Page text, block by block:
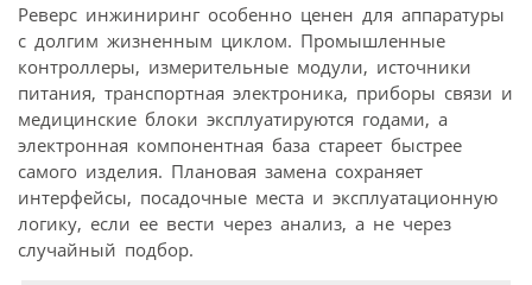
Реверс инжиниринг особенно ценен для аппаратуры
с долгим жизненным циклом. Промышленные
контроллеры, измерительные модули, источники
питания, транспортная электроника, приборы связи и
медицинские блоки эксплуатируются годами, а
электронная компонентная база стареет быстрее
самого изделия. Плановая замена сохраняет
интерфейсы, посадочные места и эксплуатационную
логику, если ее вести через анализ, а не через
случайный подбор.